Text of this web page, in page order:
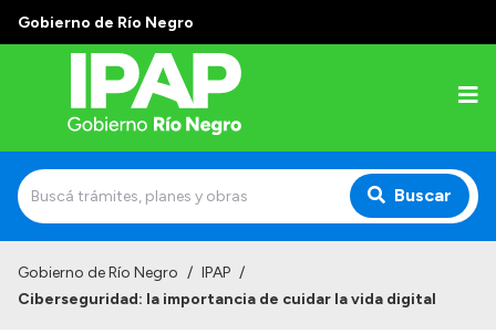
Gobierno de Río Negro
Buscar
Gobierno de Río Negro / IPAP /
Ciberseguridad: la importancia de cuidar la vida digital